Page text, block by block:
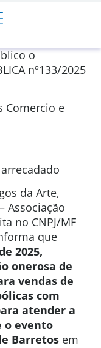
o
nº133/2025
Comercio e
da Arte,
Associação
no CNPJ/MF
que
2025,
onerosa de
vendas de
com
atender a
o evento
Barretos em